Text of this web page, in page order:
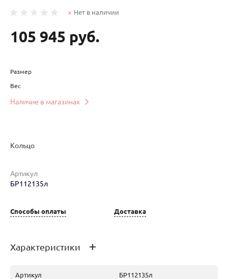
Нет в наличии
105 945 руб.
Размер
Вес
Наличие в магазинах
Кольцо (30153387) 18
Кольцо
Артикул
БР112135л
Способы оплаты Доставка
Характеристики
Артикул БР112135л